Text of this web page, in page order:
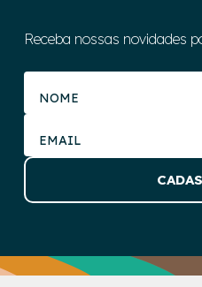
Receba nossas novidades